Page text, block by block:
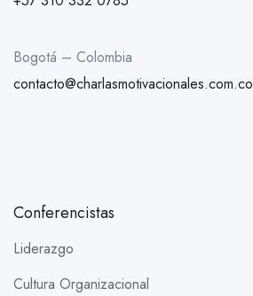
Bogotá – Colombia
contacto@charlasmotivacionales.com.co
Conferencistas
Liderazgo
Cultura Organizacional